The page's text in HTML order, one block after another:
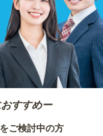
すすめー
をご検討中の方